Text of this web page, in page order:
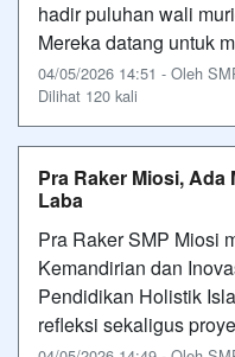
hadir puluhan wali
Mereka datang untuk
04/05/2026 14:51 - Oleh
Dilihat 120 kali
Pra Raker Miosi,
Laba
Pra Raker SMP Miosi
Kemandirian dan
Pendidikan Holistik
refleksi sekaligus